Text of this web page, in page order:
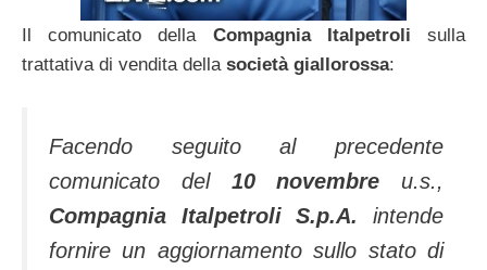
Il comunicato dellaCompagnia Italpetroli sulla
trattativa di vendita dellasocietà giallorossa:
Facendo seguito al precedente
comunicato del 10 novembre u.s.,
Compagnia Italpetroli S.p.A. intende
fornire un aggiornamento sullo stato di